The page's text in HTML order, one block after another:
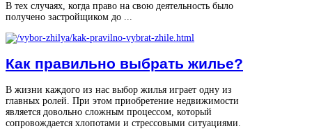
В тех случаях, когда право на свою деятельность было
получено застройщиком до ...
Как правильно выбрать жилье?
В жизни каждого из нас выбор жилья играет одну из
главных ролей. При этом приобретение недвижимости
является довольно сложным процессом, который
сопровождается хлопотами и стрессовыми ситуациями.